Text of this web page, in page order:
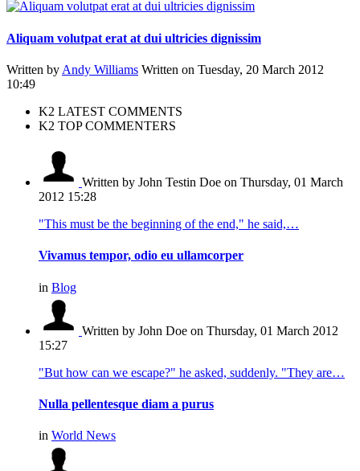
Aliquam volutpat erat at dui ultricies dignissim
Written by Andy Williams Written on Tuesday, 20 March 2012
10:49
K2 LATEST COMMENTS
K2 TOP COMMENTERS
Written by John Testin Doe on Thursday, 01 March
2012 15:28
"This must be the beginning of the end," he said,…
Vivamus tempor, odio eu ullamcorper
in Blog
Written by John Doe on Thursday, 01 March 2012
15:27
"But how can we escape?" he asked, suddenly. "They are…
Nulla pellentesque diam a purus
in World News